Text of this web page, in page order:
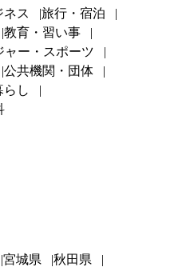
ネス
旅行・宿泊
教育・習い事
ャー・スポーツ
公共機関・団体
らし
宮城県
秋田県